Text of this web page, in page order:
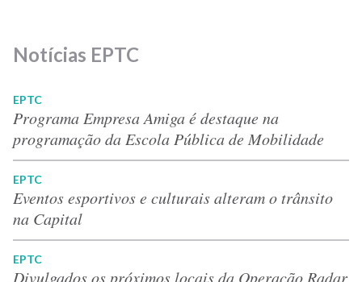
Notícias EPTC
EPTC
Programa Empresa Amiga é destaque na
programação da Escola Pública de Mobilidade
EPTC
Eventos esportivos e culturais alteram o trânsito
na Capital
EPTC
Divulgados os próximos locais da Operação Radar